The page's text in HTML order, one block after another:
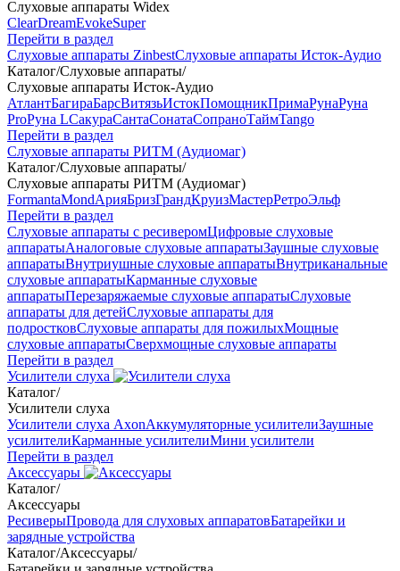
Слуховые аппараты Widex
ClearDreamEvokeSuper
Перейти в раздел
Слуховые аппараты ZinbestСлуховые аппараты Исток-Аудио
Каталог/Слуховые аппараты/
Слуховые аппараты Исток-Аудио
АтлантБагираБарсВитязьИстокПомощникПримаРунаРуна
ProРуна LСакураСантаСонатаСопраноТаймTango
Перейти в раздел
Слуховые аппараты РИТМ (Аудиомаг)
Каталог/Слуховые аппараты/
Слуховые аппараты РИТМ (Аудиомаг)
FormantaMondАрияБризГрандКруизМастерРетроЭльф
Перейти в раздел
Слуховые аппараты с ресиверомЦифровые слуховые
аппаратыАналоговые слуховые аппаратыЗаушные слуховые
аппаратыВнутриушные слуховые аппаратыВнутриканальные
слуховые аппаратыКарманные слуховые
аппаратыПерезаряжаемые слуховые аппаратыСлуховые
аппараты для детейСлуховые аппараты для
подростковСлуховые аппараты для пожилыхМощные
слуховые аппаратыСверхмощные слуховые аппараты
Перейти в раздел
Усилители слуха
Каталог/
Усилители слуха
Усилители слуха AxonАккумуляторные усилителиЗаушные
усилителиКарманные усилителиМини усилители
Перейти в раздел
Аксессуары
Каталог/
Аксессуары
РесиверыПровода для слуховых аппаратовБатарейки и
зарядные устройства
Каталог/Аксессуары/